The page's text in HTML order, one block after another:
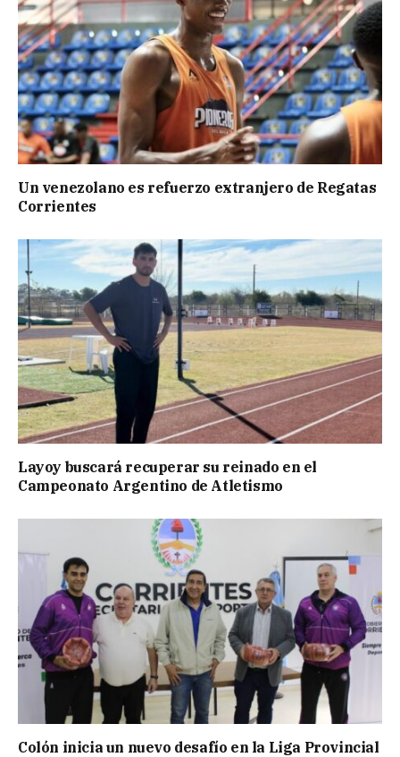
Un venezolano es refuerzo extranjero de Regatas
Corrientes
Layoy buscará recuperar su reinado en el
Campeonato Argentino de Atletismo
Colón inicia un nuevo desafío en la Liga Provincial